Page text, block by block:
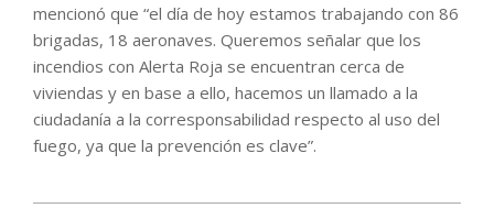
mencionó que “el día de hoy estamos trabajando con 86
brigadas, 18 aeronaves. Queremos señalar que los
incendios con Alerta Roja se encuentran cerca de
viviendas y en base a ello, hacemos un llamado a la
ciudadanía a la corresponsabilidad respecto al uso del
fuego, ya que la prevención es clave”.